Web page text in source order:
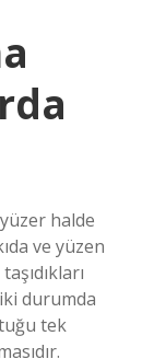
halde
ve yüzen
iki durumda
tek